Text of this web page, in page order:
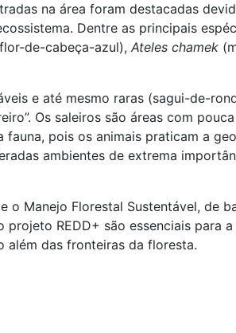
na área foram destacadas
Dentre as principais
de-cabeça-azul), Ateles chamek
e até mesmo raras (sagui-de-
Os saleiros são áreas com
fauna, pois os animais praticam a
ambientes de extrema
o Manejo Florestal Sustentável,
REDD+ são essenciais para
das fronteiras da floresta.